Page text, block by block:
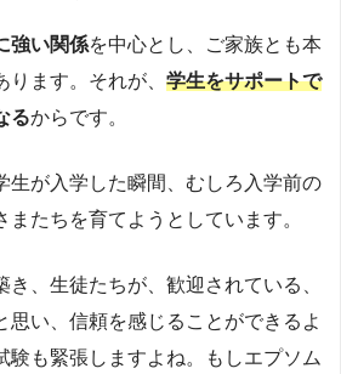
強い関係を中心とし、ご家族とも本
ます。それが、 学生をサポートで
るからです。
生が入学した瞬間、むしろ入学前の
たちを育てようとしています。
き、生徒たちが、歓迎されている、
思い、信頼を感じることができるよ
験も緊張しますよね。もしエプソム